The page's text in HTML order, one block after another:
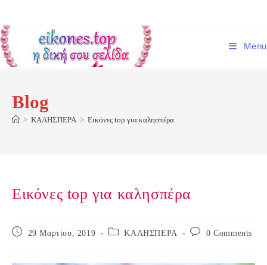
content
Menu
Blog
> ΚΑΛΗΣΠΕΡΑ > Εικόνες top για καλησπέρα
Εικόνες top για καλησπέρα
Post
29 Μαρτίου, 2019
Post ΚΑΛΗΣΠΕΡΑ
Post 0 Comments